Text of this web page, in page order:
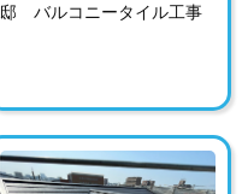
邸 バルコニータイル工事